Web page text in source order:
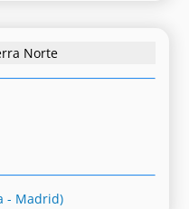
Norte
- Madrid)